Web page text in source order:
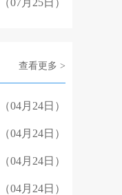
（07月25日）
查看更多 >
（04月24日）
（04月24日）
（04月24日）
（04月24日）